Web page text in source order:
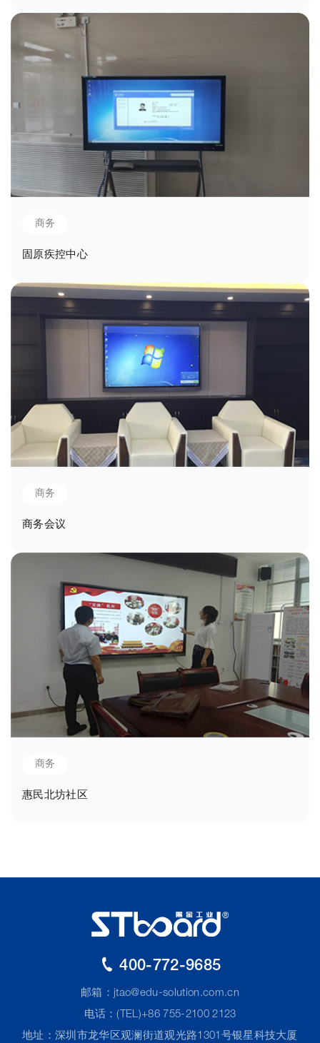
商务
固原疾控中心
商务
商务会议
商务
惠民北坊社区
400-772-9685
邮箱： jtao@edu-solution.com.cn
电话：(TEL)+86 755-2100 2123
地址：深圳市龙华区观澜街道观光路1301号银星科技大厦